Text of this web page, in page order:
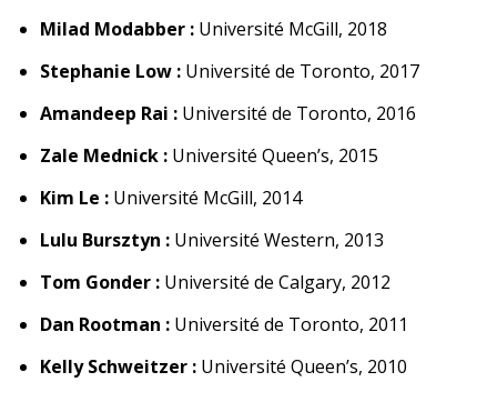
Milad Modabber : Université McGill, 2018
Stephanie Low : Université de Toronto, 2017
Amandeep Rai : Université de Toronto, 2016
Zale Mednick : Université Queen’s, 2015
Kim Le : Université McGill, 2014
Lulu Bursztyn : Université Western, 2013
Tom Gonder : Université de Calgary, 2012
Dan Rootman : Université de Toronto, 2011
Kelly Schweitzer : Université Queen’s, 2010